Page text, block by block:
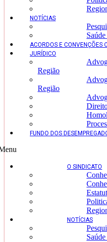
NOTÍCIAS
ACORDOS E CONVENÇÕES
JURÍDICO
Região
Região
FUNDO DOS
O SINDICATO
NOTÍCIAS